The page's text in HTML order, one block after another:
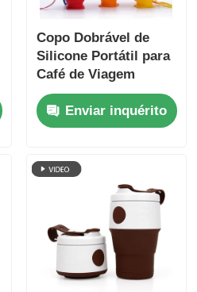
Copo Dobrável de
Silicone Portátil para
Café de Viagem
200ml OEM ODM
Enviar inquérito